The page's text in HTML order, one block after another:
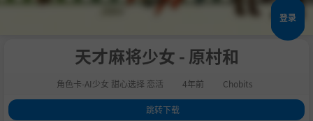
登录
天才麻将少女 - 原村和
角色卡-AI少女 甜心选择 恋活 4年前 Chobits
跳转下载